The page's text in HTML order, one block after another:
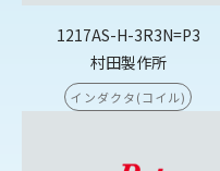
1217AS-H-3R3N=P3
村田製作所
インダクタ(コイル)